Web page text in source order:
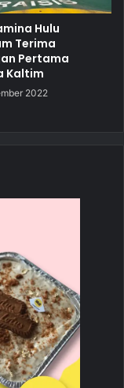
Hulu
Terima
Pertama
Kaltim
2022